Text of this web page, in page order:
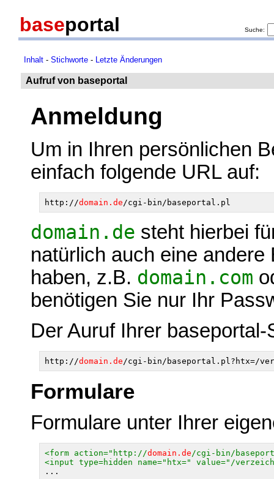
baseportal Suche:
Inhalt - Stichworte - Letzte Änderungen
Aufruf von baseportal
Anmeldung
Um in Ihren persönlichen
einfach folgende URL auf:
http://domain.de
domain.de steht hierbei
natürlich auch eine
haben, z.B. domain.com
benötigen Sie nur Ihr
Der Auruf Ihrer
http://domain.de
Formulare
Formulare unter Ihrer
<form action="http://domain.de/cgi-bin/
<input type=hidden name="htx=" value="/